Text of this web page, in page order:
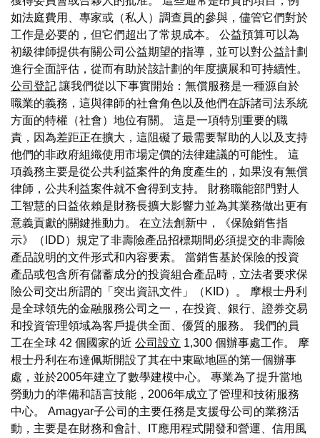
如法庭費用、專家或（私人）調查員的參與，儘管它們對於
工作是必要的，但它們超出了常規成本。 公益預算可以為
初級律師提供有關公司公益期望的指導，並可以對公益計劃
進行全面評估，從而有助於該計劃的年度擴展和可持續性。
公司登記 讓我們從以下事實開始：無償服務是一種源自於
職業的義務，這與律師的社會角色以及他們在訴諸司法系統
方面的特權（社會）地位有關。 這是一項特別重要的職
責，因為差距正在擴大，這阻礙了最需要幫助的人以及支持
他們的非政府組織使用市場定價的法律建議的可能性。 這
項義務主要是從公共利益案件的角度產生的，如果沒有無償
律師，公共利益案件就不會得到支持。 財務職能部門對人
工智慧的日益依賴是財務長擴大影響力並為其業務做出更有
意義貢獻的關鍵推動力。 在立法創新中，《保險銷售指
示》（IDD）規定了非壽險產品招標期間必須提交的非壽險
產品說明的文件形式和內容要素。 當銷售基於保險的投資
產品或包含所有儲蓄成分的投資組合產品時，立法者要求保
險公司交出所謂的「突出資訊文件」（KID）。 摩根士丹利
是全球領先的金融服務公司之一，在投資、銀行、證券交易
和投資管理領域為客戶提供全面、優質的服務。 我們的員
工在全球 42 個國家的近 公司設立 1,300 個辦事處工作。 摩
根士丹利在布達佩斯開設了其在中東歐地區的第一個辦事
處，並於2005年建立了數學建模中心。 專業為了提升當地
勞動力的準備和語言技能，2006年成立了管理和技術服務
中心。 Amagyar子公司的主要任務是支援母公司的業務活
動，主要是在財務和會計、IT應用程式開發和營運、信用風